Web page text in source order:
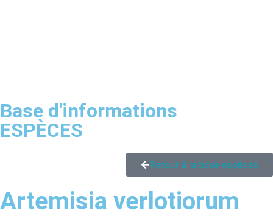
Base d'informations
ESPÈCES
Retour à la base espèces
Artemisia verlotiorum